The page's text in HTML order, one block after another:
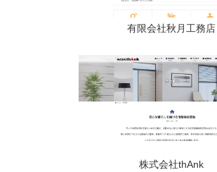
有限会社秋月工務店
株式会社thAnk